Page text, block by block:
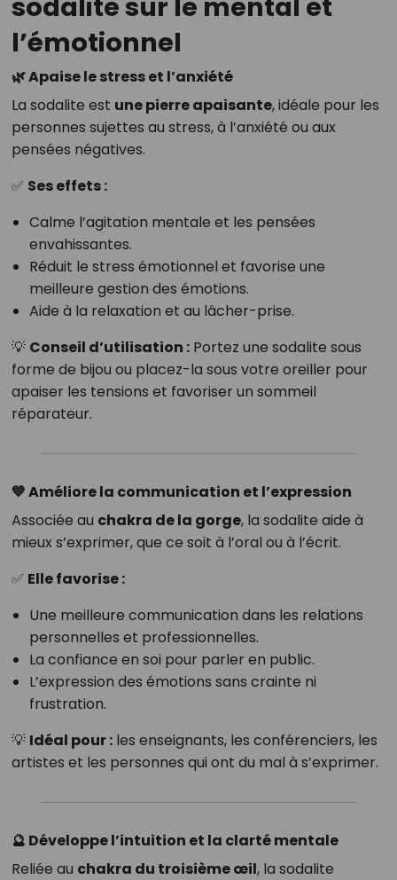
sodalite sur le mental et
l’émotionnel
🌿 Apaise le stress et l’anxiété
La sodalite est une pierre apaisante, idéale pour les
personnes sujettes au stress, à l’anxiété ou aux
pensées négatives.
✅ Ses effets :
Calme l’agitation mentale et les pensées
envahissantes.
Réduit le stress émotionnel et favorise une
meilleure gestion des émotions.
Aide à la relaxation et au lâcher-prise.
💡 Conseil d’utilisation :Portez une sodalite sous
forme de bijou ou placez-la sous votre oreiller pour
apaiser les tensions et favoriser un sommeil
réparateur.
💙 Améliore la communication et l’expression
Associée au chakra de la gorge, la sodalite aide à
mieux s’exprimer, que ce soit à l’oral ou à l’écrit.
✅ Elle favorise :
Une meilleure communication dans les relations
personnelles et professionnelles.
La confiance en soi pour parler en public.
L’expression des émotions sans crainte ni
frustration.
💡 Idéal pour :les enseignants, les conférenciers, les
artistes et les personnes qui ont du mal à s’exprimer.
🔮 Développe l’intuition et la clarté mentale
Reliée au chakra du troisième œil, la sodalite